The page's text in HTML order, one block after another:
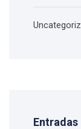
Entradas